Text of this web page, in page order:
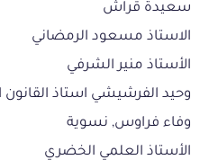
سعيدة قراش
الاستاذ مسعود الرمضاني
الأستاذ منير الشرفي
وحيد الفرشيشي استاذ
وفاء فراوس, نسوية
الأستاذ العلمي الخضري